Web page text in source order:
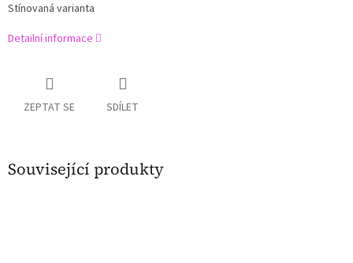
Stínovaná varianta
Detailní informace
ZEPTAT SE SDÍLET
Související produkty